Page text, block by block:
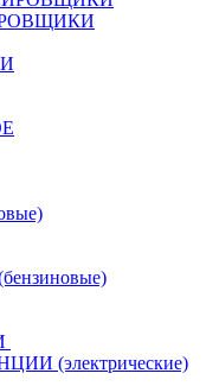
(электрические)